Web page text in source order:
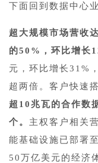
下面回到数据中心
超大规模市场营收
的50%，环比增长
元，环比增长31%
超两倍。客户快速
超10兆瓦的合作数
个。 主权客户相关
能基础设施已部署
50万亿美元的经济